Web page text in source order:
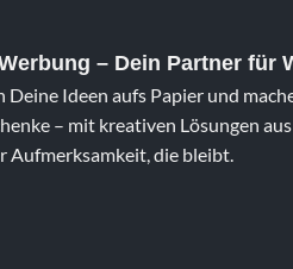
– Dein Partner für
Deine Ideen aufs Papier und
– mit kreativen Lösungen
Aufmerksamkeit, die bleibt.